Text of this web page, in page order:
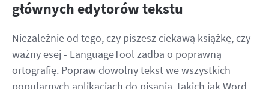
głównych edytorów tekstu
Niezależnie od tego, czy piszesz ciekawą książkę, czy
ważny esej - LanguageTool zadba o poprawną
ortografię. Popraw dowolny tekst we wszystkich